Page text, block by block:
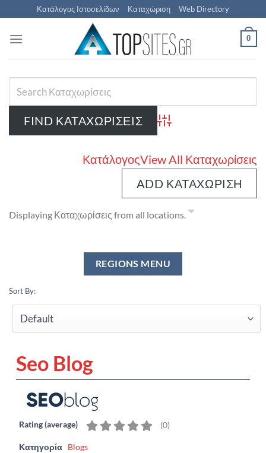
Μετάβαση
στο
περιεχόμενο
Κατάλογος Ιστοσελίδων Καταχώριση Web Directory
0
Advanced Search
ΚατάλογοςView All Καταχωρίσεις
ADD ΚΑΤΑΧΏΡΙΣΗ
Displaying Καταχωρίσεις from all locations.
Sort By:
Seo Blog
Rating (average) (0)
Κατηγορία Blogs